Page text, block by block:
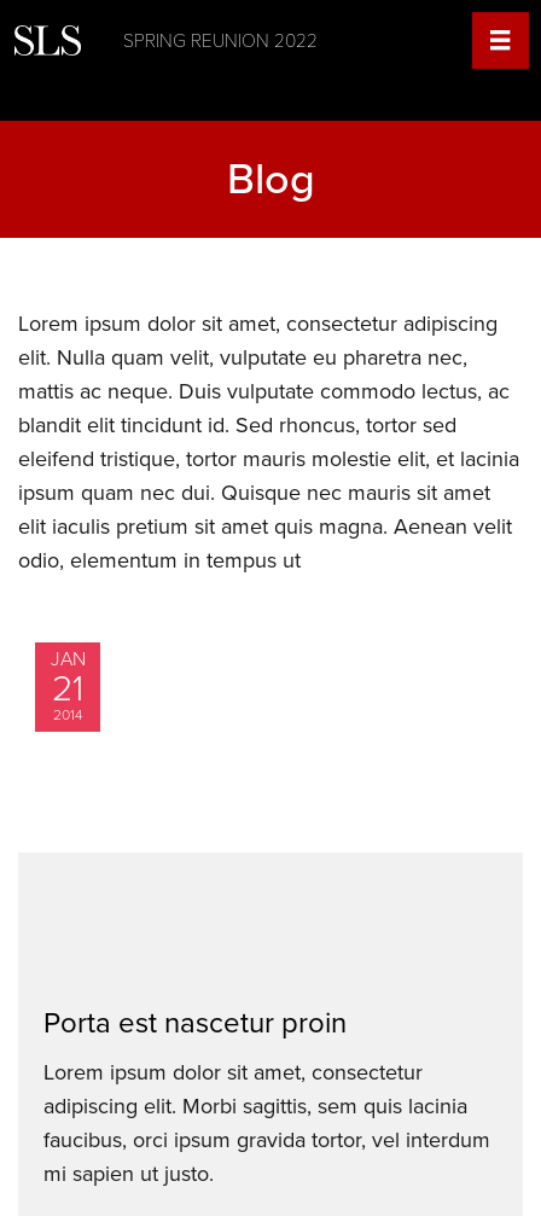
SPRING REUNION 2022
Blog
Lorem ipsum dolor sit amet, consectetur adipiscing
elit. Nulla quam velit, vulputate eu pharetra nec,
mattis ac neque. Duis vulputate commodo lectus, ac
blandit elit tincidunt id. Sed rhoncus, tortor sed
eleifend tristique, tortor mauris molestie elit, et lacinia
ipsum quam nec dui. Quisque nec mauris sit amet
elit iaculis pretium sit amet quis magna. Aenean velit
odio, elementum in tempus ut
JAN
21
2014
Porta est nascetur proin
Lorem ipsum dolor sit amet, consectetur
adipiscing elit. Morbi sagittis, sem quis lacinia
faucibus, orci ipsum gravida tortor, vel interdum
mi sapien ut justo.